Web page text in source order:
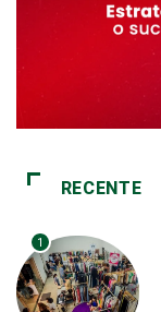
RECENTE
1